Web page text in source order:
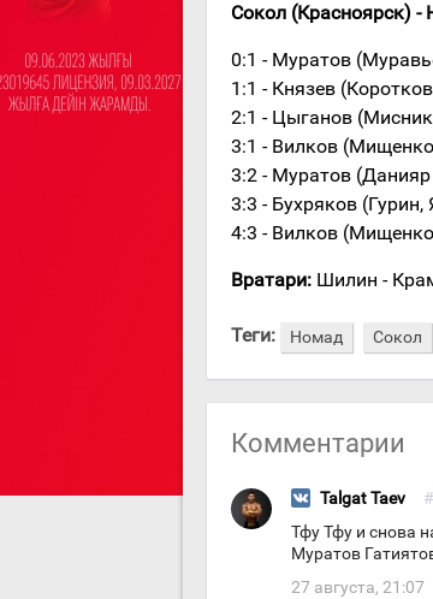
Сокол (Красноярск) -
0:1 - Муратов
1:1 - Князев
2:1 - Цыганов
3:1 - Вилков
3:2 - Муратов (Данияр
3:3 - Бухряков (Гурин,
4:3 - Вилков
Вратари: Шилин -
Теги: Номад Сокол
Комментарии
Talgat Taev #
Тфу Тфу и снова
Муратов
27 августа, 21:07